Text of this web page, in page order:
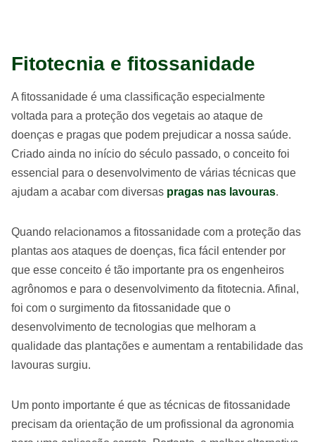
Fitotecnia e fitossanidade
A fitossanidade é uma classificação especialmente
voltada para a proteção dos vegetais ao ataque de
doenças e pragas que podem prejudicar a nossa saúde.
Criado ainda no início do século passado, o conceito foi
essencial para o desenvolvimento de várias técnicas que
ajudam a acabar com diversas pragas nas lavouras.
Quando relacionamos a fitossanidade com a proteção das
plantas aos ataques de doenças, fica fácil entender por
que esse conceito é tão importante pra os engenheiros
agrônomos e para o desenvolvimento da fitotecnia. Afinal,
foi com o surgimento da fitossanidade que o
desenvolvimento de tecnologias que melhoram a
qualidade das plantações e aumentam a rentabilidade das
lavouras surgiu.
Um ponto importante é que as técnicas de fitossanidade
precisam da orientação de um profissional da agronomia